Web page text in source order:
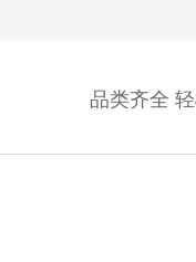
品类齐全